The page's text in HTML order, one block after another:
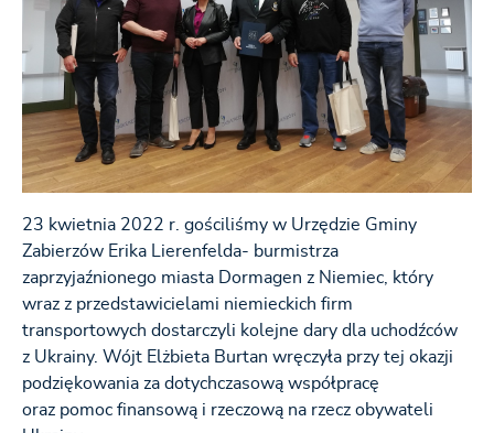
23 kwietnia 2022 r. gościliśmy w Urzędzie Gminy
Zabierzów Erika Lierenfelda- burmistrza
zaprzyjaźnionego miasta Dormagen z Niemiec, który
wraz z przedstawicielami niemieckich firm
transportowych dostarczyli kolejne dary dla uchodźców
z Ukrainy. Wójt Elżbieta Burtan wręczyła przy tej okazji
podziękowania za dotychczasową współpracę
oraz pomoc finansową i rzeczową na rzecz obywateli